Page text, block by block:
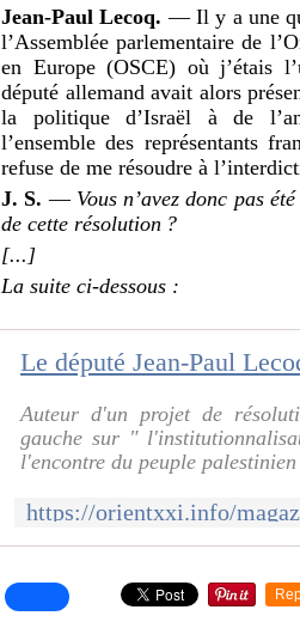
Jean-Paul Lecoq. — Il y a une
l’Assemblée parlementaire de
en Europe (OSCE) où j’étais
député allemand avait alors
la politique d’Israël à de
l’ensemble des représentants
refuse de me résoudre à
J. S. — Vous n’avez donc pas
de cette résolution ?
[...]
La suite ci-dessous :
Auteur d'un projet de
gauche sur "
l'encontre du peuple